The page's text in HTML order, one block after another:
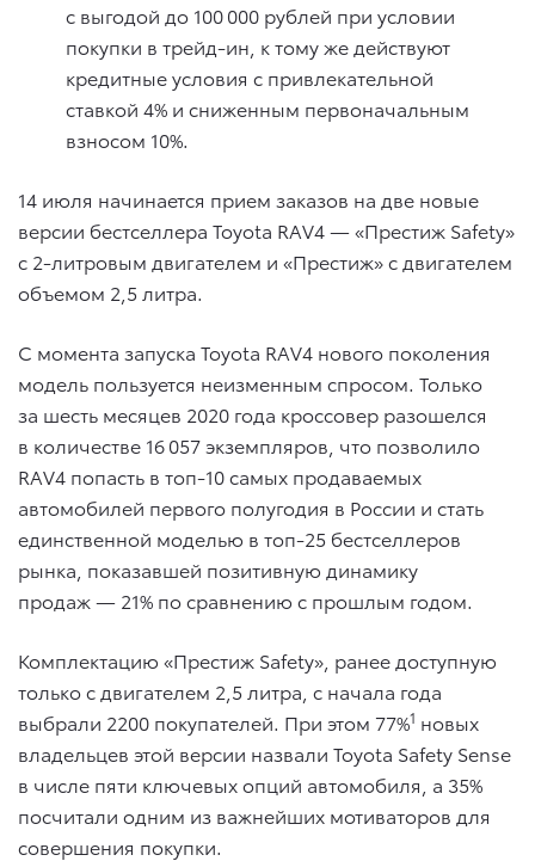
с выгодой до 100 000 рублей при условии
покупки в трейд-ин, к тому же действуют
кредитные условия с привлекательной
ставкой 4% и сниженным первоначальным
взносом 10%.
14 июля начинается прием заказов на две новые
версии бестселлера Toyota RAV4 — «Престиж Safety»
с 2-литровым двигателем и «Престиж» с двигателем
объемом 2,5 литра.
С момента запуска Toyota RAV4 нового поколения
модель пользуется неизменным спросом. Только
за шесть месяцев 2020 года кроссовер разошелся
в количестве 16 057 экземпляров, что позволило
RAV4 попасть в топ-10 самых продаваемых
автомобилей первого полугодия в России и стать
единственной моделью в топ-25 бестселлеров
рынка, показавшей позитивную динамику
продаж — 21% по сравнению с прошлым годом.
Комплектацию «Престиж Safety», ранее доступную
только с двигателем 2,5 литра, с начала года
выбрали 2200 покупателей. При этом 77%1 новых
владельцев этой версии назвали Toyota Safety Sense
в числе пяти ключевых опций автомобиля, а 35%
посчитали одним из важнейших мотиваторов для
совершения покупки.